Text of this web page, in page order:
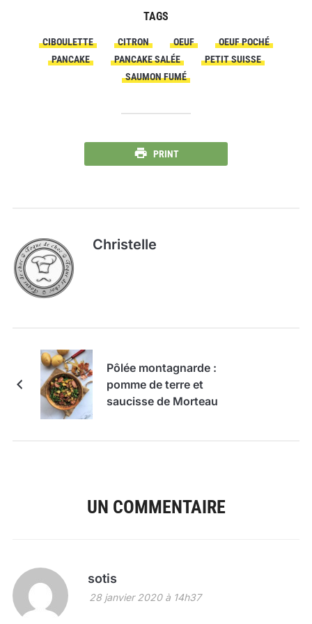
TAGS
CIBOULETTE CITRON OEUF
OEUF POCHÉ
PANCAKE
PANCAKE SALÉE
PETIT SUISSE
SAUMON FUMÉ
PRINT
Christelle
Pôlée montagnarde :
pomme de terre et
saucisse de Morteau
UN COMMENTAIRE
sotis
28 janvier 2020 à 14h37